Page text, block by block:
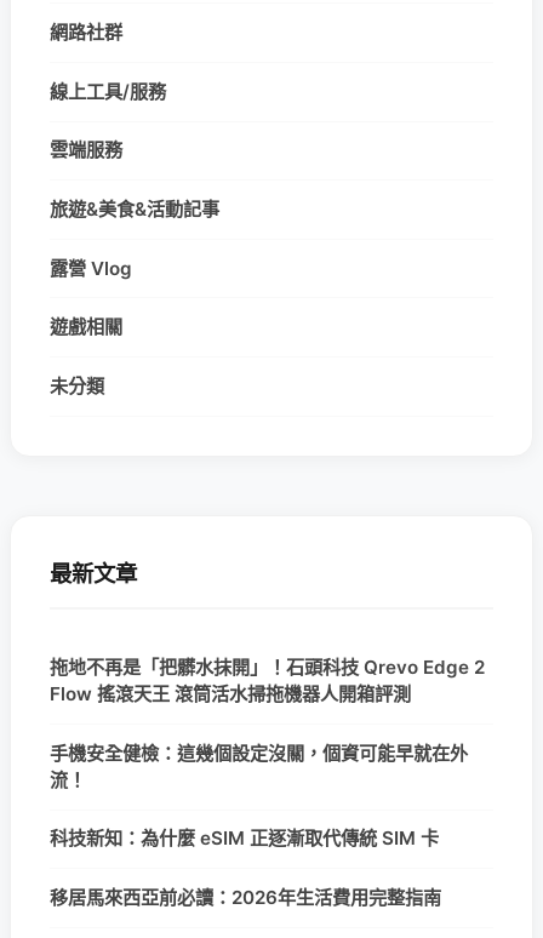
網路社群
線上工具/服務
雲端服務
旅遊&美食&活動記事
露營 Vlog
遊戲相關
未分類
最新文章
拖地不再是「把髒水抹開」！石頭科技 Qrevo Edge 2
Flow 搖滾天王 滾筒活水掃拖機器人開箱評測
手機安全健檢：這幾個設定沒關，個資可能早就在外
流！
科技新知：為什麼 eSIM 正逐漸取代傳統 SIM 卡
移居馬來西亞前必讀：2026年生活費用完整指南